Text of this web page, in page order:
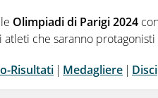
Olimpiadi di Parigi 2024
atleti che saranno
Risultati | Medagliere |